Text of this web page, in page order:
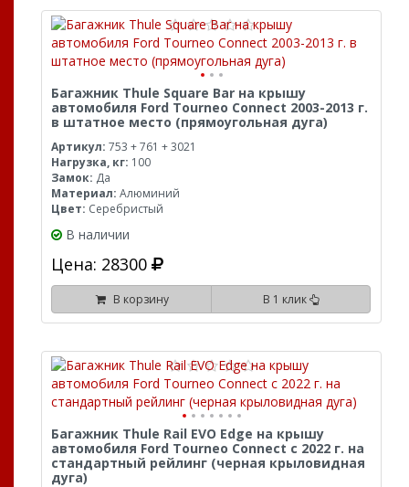
Багажник Thule Square Bar на крышу
автомобиля Ford Tourneo Connect 2003-2013 г.
в штатное место (прямоугольная дуга)
Артикул: 753 + 761 + 3021
Нагрузка, кг: 100
Замок: Да
Материал: Алюминий
Цвет: Серебристый
В наличии
Цена: 28300
В корзину В 1 клик
Багажник Thule Rail EVO Edge на крышу
автомобиля Ford Tourneo Connect с 2022 г. на
стандартный рейлинг (черная крыловидная
дуга)